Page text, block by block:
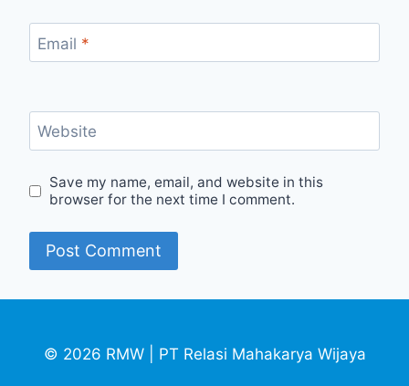
Email *
Website
Save my name, email, and website in this
browser for the next time I comment.
© 2026 RMW | PT Relasi Mahakarya Wijaya